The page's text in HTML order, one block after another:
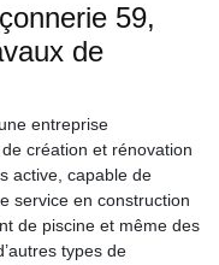
59,
de
entreprise
création et rénovation
active, capable de
service en construction
de piscine et même des
types de